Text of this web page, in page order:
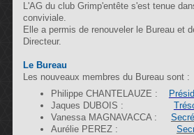
L'AG du club Grimp'entête s'est tenue
conviviale.
Elle a permis de renouveler le Bureau et
Directeur.
Le Bureau
Les nouveaux membres du Bureau sont :
Philippe CHANTELAUZE :
Jaques DUBOIS :
Vanessa MAGNAVACCA :
Aurélie PEREZ :